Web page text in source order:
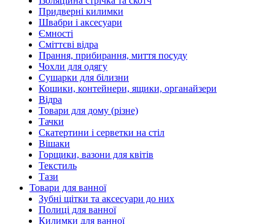
Придверні килимки
Швабри і аксесуари
Ємності
Сміттєві відра
Прання, прибирання, миття посуду
Чохли для одягу
Сушарки для білизни
Кошики, контейнери, ящики, органайзери
Відра
Товари для дому (різне)
Тачки
Скатертини і серветки на стіл
Вішаки
Горщики, вазони для квітів
Текстиль
Тази
Товари для ванної
Зубні щітки та аксесуари до них
Полиці для ванної
Килимки для ванної